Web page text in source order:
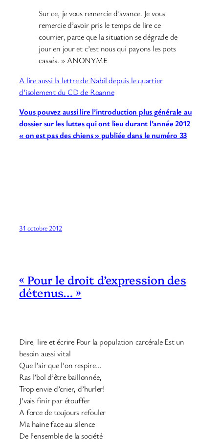
Sur ce, je vous remercie d’avance. Je vous
remercie d’avoir pris le temps de lire ce
courrier, parce que la situation se dégrade de
jour en jour et c’est nous qui payons les pots
cassés. » ANONYME
A lire aussi la lettre de Nabil depuis le quartier
d’isolement du CD de Roanne
Vous pouvez aussi lire l’introduction plus générale au
dossier sur les luttes qui ont lieu durant l’année 2012
« on est pas des chiens » publiée dans le numéro 33
31 octobre 2012
« Pour le droit d’expression des
détenus… »
Dire, lire et écrire Pour la population carcérale Est un
besoin aussi vital
Que l’air que l’on respire…
Ras l’bol d’être baillonnée,
Trop envie d’crier, d’hurler!
J’vais finir par étouffer
A force de toujours refouler
Ma haine face au silence
De l’ensemble de la société